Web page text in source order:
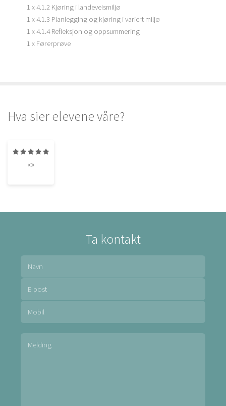
1 x 4.1.2 Kjøring i landeveismiljø
1 x 4.1.3 Planlegging og kjøring i variert miljø
1 x 4.1.4 Refleksjon og oppsummering
1 x Førerprøve
Hva sier elevene våre?
«»
Ta kontakt